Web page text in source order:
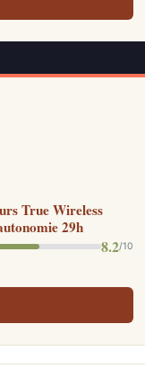
True Wireless
29h
8.2/10